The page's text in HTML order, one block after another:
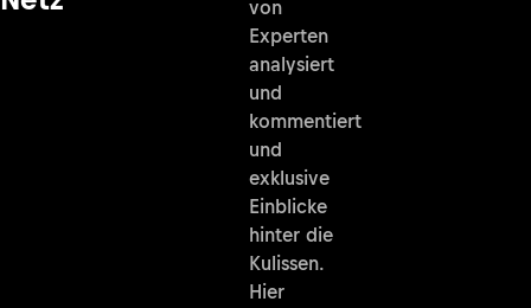
von
Experten
analysiert
und
kommentiert
und
exklusive
Einblicke
hinter die
Kulissen.
Hier